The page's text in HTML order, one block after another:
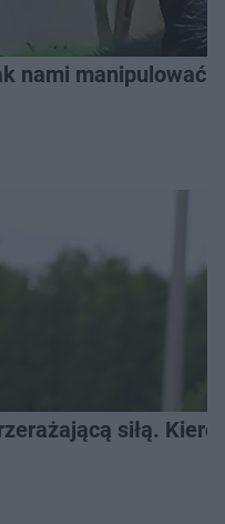
nami
siłą.